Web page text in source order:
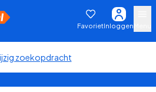
FavorietInloggen
zoekopdracht